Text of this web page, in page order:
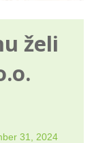
želi
31, 2024